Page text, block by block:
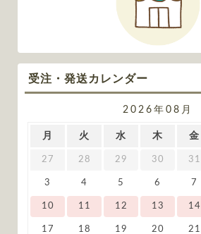
受注・発送カレンダー
2026年08月
月 火 水 木 金
27 28 29 30 31
3 4 5 6 7
10 11 12 13 14
17 18 19 20 21